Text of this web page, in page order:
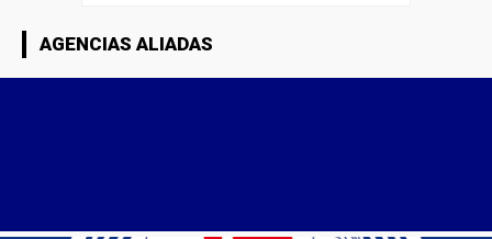
AGENCIAS ALIADAS